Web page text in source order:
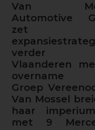
Van
Automotive
zet
verder
Vlaanderen
overname
Groep
Van Mossel
haar
met 9